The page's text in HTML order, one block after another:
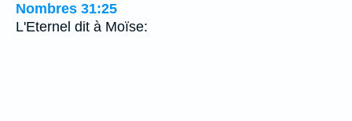
Nombres 31:25
L'Eternel dit à Moïse: